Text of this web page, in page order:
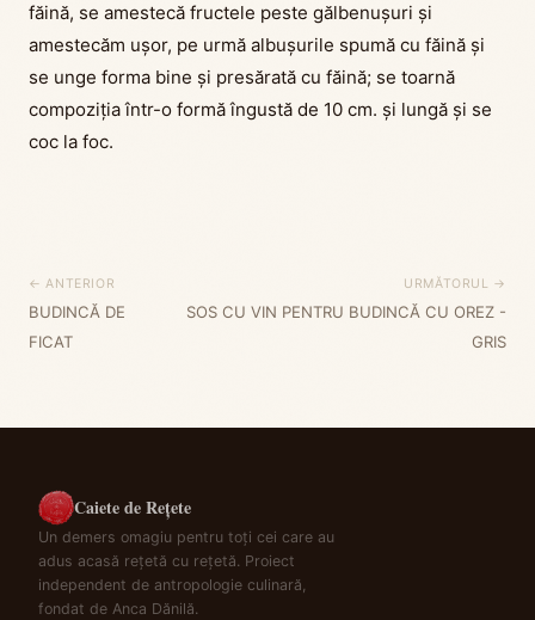
făină, se amestecă fructele peste gălbenușuri și
amestecăm ușor, pe urmă albușurile spumă cu făină și
se unge forma bine şi presărată cu făină; se toarnă
compoziția într-o formă îngustă de 10 cm. și lungă şi se
coc la foc.
← ANTERIOR
BUDINCĂ DE
FICAT
URMĂTORUL →
SOS CU VIN PENTRU BUDINCĂ CU OREZ -
GRIS
Caiete de Rețete
Un demers omagiu pentru toți cei care au
adus acasă rețetă cu rețetă. Proiect
independent de antropologie culinară,
fondat de Anca Dănilă.